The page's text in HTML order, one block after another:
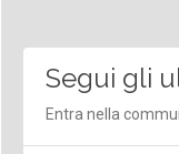
Segui gli
Entra nella